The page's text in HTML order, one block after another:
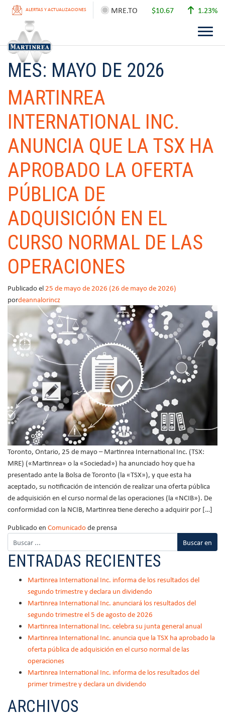
MRE.TO $10.67 1.23%
ALERTAS Y ACTUALIZACIONES
MES: MAYO DE 2026
MARTINREA
INTERNATIONAL INC.
ANUNCIA QUE LA TSX HA
APROBADO LA OFERTA
PÚBLICA DE
ADQUISICIÓN EN EL
CURSO NORMAL DE LAS
OPERACIONES
Publicado el25 de mayo de 2026 (26 de mayo de 2026)
pordeannalorincz
Toronto, Ontario, 25 de mayo – Martinrea International Inc. (TSX:
MRE) («Martinrea» o la «Sociedad») ha anunciado hoy que ha
presentado ante la Bolsa de Toronto (la «TSX»), y que esta ha
aceptado, su notificación de intención de realizar una oferta pública
de adquisición en el curso normal de las operaciones (la «NCIB»). De
conformidad con la NCIB, Martinrea tiene derecho a adquirir por […]
Publicado enComunicadode prensa
ENTRADAS RECIENTES
Martinrea International Inc. informa de los resultados del
segundo trimestre y declara un dividendo
Martinrea International Inc. anunciará los resultados del
segundo trimestre el 5 de agosto de 2026
Martinrea International Inc. celebra su junta general anual
Martinrea International Inc. anuncia que la TSX ha aprobado la
oferta pública de adquisición en el curso normal de las
operaciones
Martinrea International Inc. informa de los resultados del
primer trimestre y declara un dividendo
ARCHIVOS